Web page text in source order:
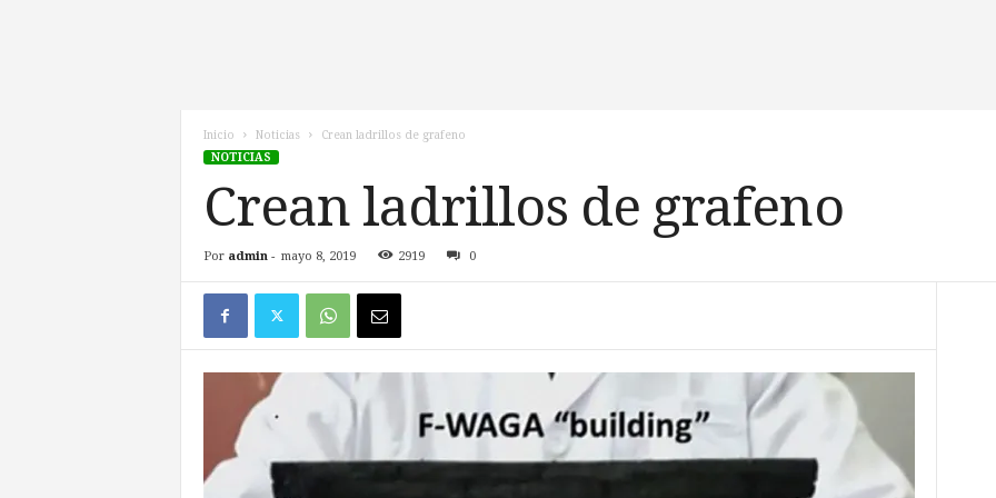
Inicio Noticias
Crean ladrillos de grafeno
NOTICIAS
Crean ladrillos de grafeno
Por admin- mayo 8, 2019 2919 0